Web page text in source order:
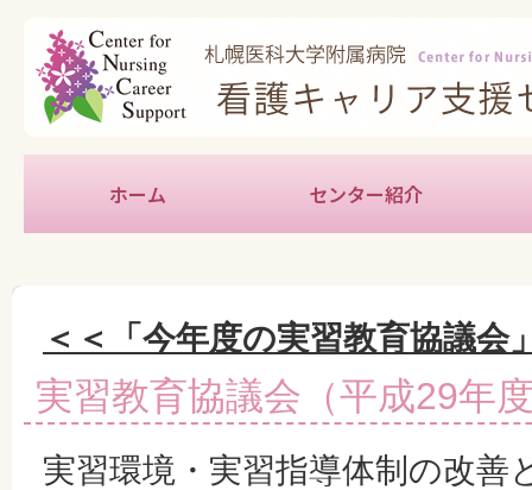
ホーム センター紹介
＜＜「今年度の実習教育協議会
実習教育協議会（平成29年
実習環境・実習指導体制の改善